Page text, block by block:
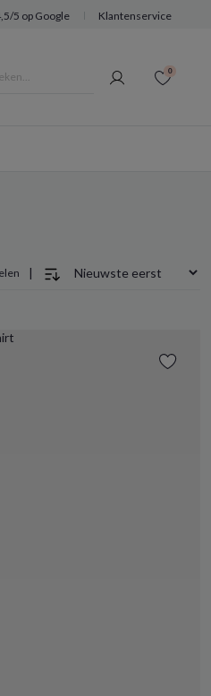
5 op Google Klantenservice
0
|